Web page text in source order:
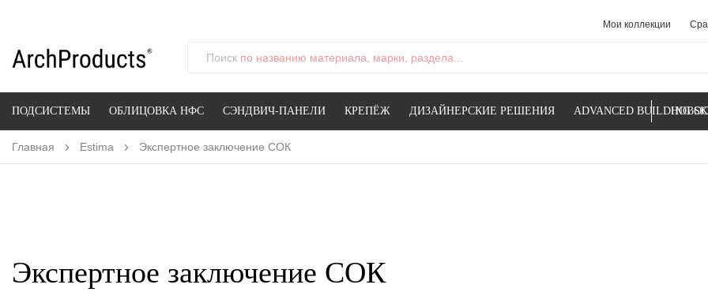
Мои коллекции
Поиск по названию материала, марки, раздела...
ПОДСИСТЕМЫ ОБЛИЦОВКА НФС СЭНДВИЧ-ПАНЕЛИ КРЕПЁЖ ДИЗАЙНЕРСКИЕ РЕШЕНИЯ ADVANCED BUILDING
Главная Estima Экспертное заключение СОК
Экспертное заключение СОК